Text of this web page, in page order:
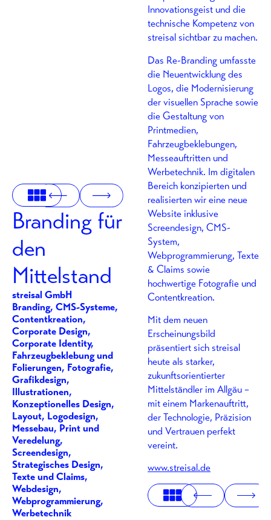
Branding für
den
Mittelstand
streisal GmbH
Branding, CMS-Systeme,
Contentkreation,
Corporate Design,
Corporate Identity,
Fahrzeugbeklebung und
Folierungen, Fotografie,
Grafikdesign,
Illustrationen,
Konzeptionelles Design,
Layout, Logodesign,
Messebau, Print und
Veredelung,
Screendesign,
Strategisches Design,
Texte und Claims,
Webdesign,
Webprogrammierung,
Werbetechnik
Innovationsgeist und die
technische Kompetenz von
streisal sichtbar zu machen.
Das Re-Branding umfasste
die Neuentwicklung des
Logos, die Modernisierung
der visuellen Sprache sowie
die Gestaltung von
Printmedien,
Fahrzeugbeklebungen,
Messeauftritten und
Werbetechnik. Im digitalen
Bereich konzipierten und
realisierten wir eine neue
Website inklusive
Screendesign, CMS-
System,
Webprogrammierung, Texte
& Claims sowie
hochwertige Fotografie und
Contentkreation.
Mit dem neuen
Erscheinungsbild
präsentiert sich streisal
heute als starker,
zukunftsorientierter
Mittelständler im Allgäu –
mit einem Markenauftritt,
der Technologie, Präzision
und Vertrauen perfekt
vereint.
www.streisal.de